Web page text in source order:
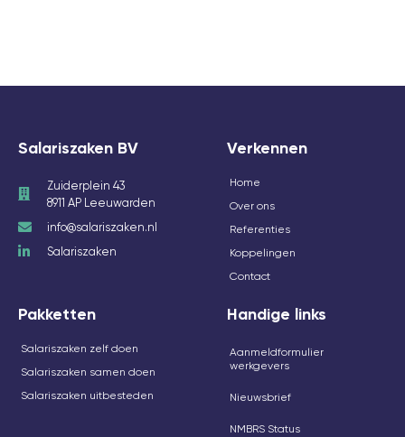
Salariszaken BV
Zuiderplein 43
8911 AP Leeuwarden
info@salariszaken.nl
Salariszaken
Verkennen
Home
Over ons
Referenties
Koppelingen
Contact
Pakketten
Salariszaken zelf doen
Salariszaken samen doen
Salariszaken uitbesteden
Handige links
Aanmeldformulier
werkgevers
Nieuwsbrief
NMBRS Status